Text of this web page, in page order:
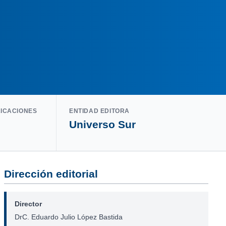
ENTIDAD EDITORA
Universo Sur
Dirección editorial
Director
DrC. Eduardo Julio López Bastida